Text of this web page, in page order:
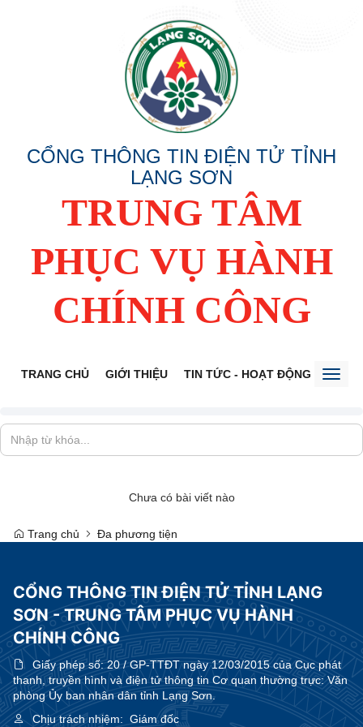
CỔNG THÔNG TIN ĐIỆN TỬ TỈNH
LẠNG SƠN
TRUNG TÂM
PHỤC VỤ HÀNH
CHÍNH CÔNG
TRANG CHỦ GIỚI THIỆU TIN TỨC - HOẠT ĐỘNG
Chưa có bài viết nào
Trang chủ Đa phương tiện
CỔNG THÔNG TIN ĐIỆN TỬ TỈNH LẠNG
SƠN - TRUNG TÂM PHỤC VỤ HÀNH
CHÍNH CÔNG
Giấy phép số:20 / GP-TTĐT ngày 12/03/2015 của Cục phát
thanh, truyền hình và điện tử thông tin Cơ quan thường trực: Văn
phòng Ủy ban nhân dân tỉnh Lạng Sơn.
Chịu trách nhiệm: Giám đốc